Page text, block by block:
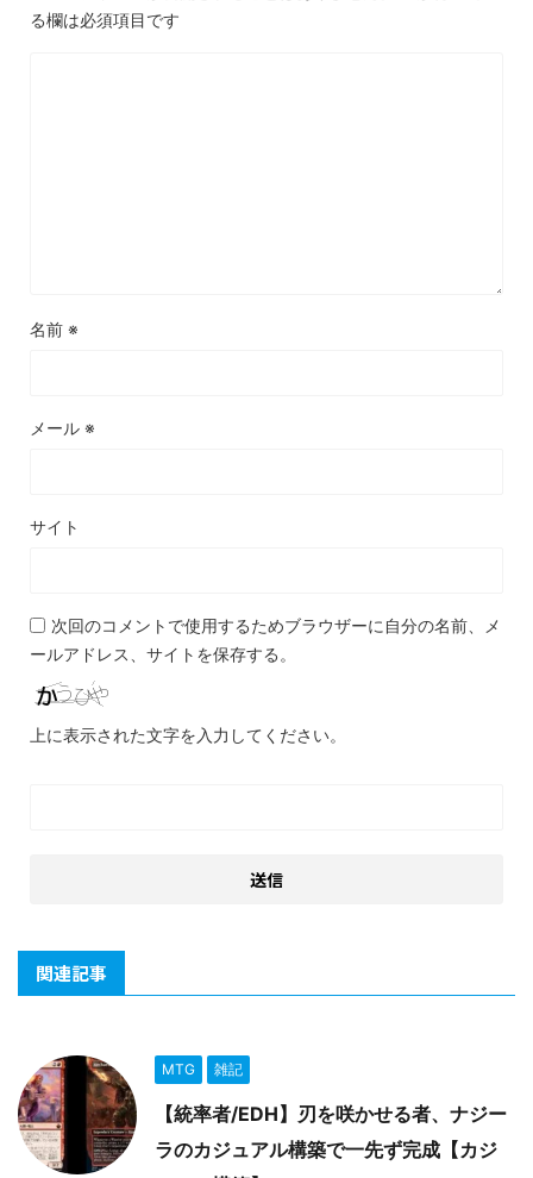
る欄は必須項目です
名前 ※
メール ※
サイト
次回のコメントで使用するためブラウザーに自分の名前、メ
ールアドレス、サイトを保存する。
上に表示された文字を入力してください。
関連記事
MTG 雑記
【統率者/EDH】刃を咲かせる者、ナジー
ラのカジュアル構築で一先ず完成【カジ